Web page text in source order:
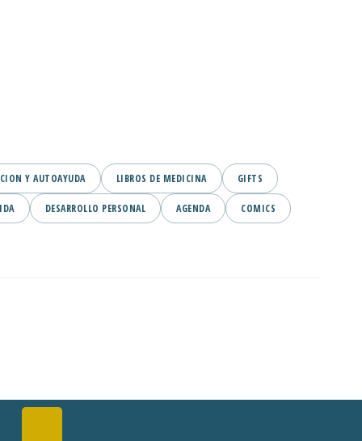
Y AUTOAYUDA LIBROS DE MEDICINA GIFTS
DESARROLLO PERSONAL AGENDA COMICS